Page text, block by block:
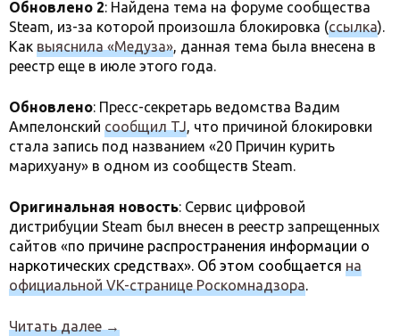
Обновлено 2: Найдена тема на форуме сообщества
Steam, из-за которой произошла блокировка (ссылка).
Как выяснила «Медуза», данная тема была внесена в
реестр еще в июле этого года.
Обновлено: Пресс-секретарь ведомства Вадим
Ампелонский сообщил TJ, что причиной блокировки
стала запись под названием «20 Причин курить
марихуану» в одном из сообществ Steam.
Оригинальная новость: Сервис цифровой
дистрибуции Steam был внесен в реестр запрещенных
сайтов «по причине распространения информации о
наркотических средствах». Об этом сообщается на
официальной VK-странице Роскомнадзора.
Читать далее→